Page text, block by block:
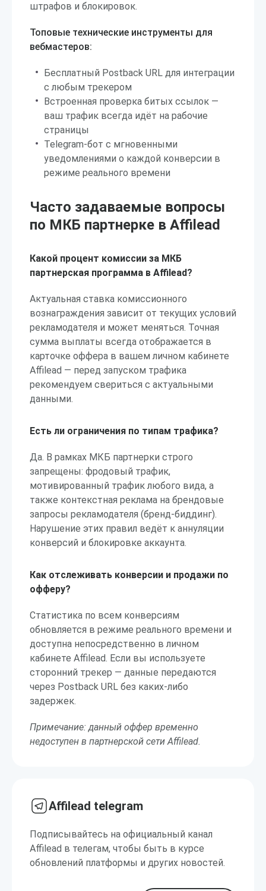
штрафов и блокировок.
Топовые технические инструменты для
вебмастеров:
Бесплатный Postback URL для интеграции
с любым трекером
Встроенная проверка битых ссылок —
ваш трафик всегда идёт на рабочие
страницы
Telegram-бот с мгновенными
уведомлениями о каждой конверсии в
режиме реального времени
Часто задаваемые вопросы
по МКБ партнерке в Affilead
Какой процент комиссии за МКБ
партнерская программа в Affilead?
Актуальная ставка комиссионного
вознаграждения зависит от текущих условий
рекламодателя и может меняться. Точная
сумма выплаты всегда отображается в
карточке оффера в вашем личном кабинете
Affilead — перед запуском трафика
рекомендуем свериться с актуальными
данными.
Есть ли ограничения по типам трафика?
Да. В рамках МКБ партнерки строго
запрещены: фродовый трафик,
мотивированный трафик любого вида, а
также контекстная реклама на брендовые
запросы рекламодателя (бренд-биддинг).
Нарушение этих правил ведёт к аннуляции
конверсий и блокировке аккаунта.
Как отслеживать конверсии и продажи по
офферу?
Статистика по всем конверсиям
обновляется в режиме реального времени и
доступна непосредственно в личном
кабинете Affilead. Если вы используете
сторонний трекер — данные передаются
через Postback URL без каких-либо
задержек.
Примечание: данный оффер временно
недоступен в партнерской сети Affilead.
Affilead telegram
Подписывайтесь на официальный канал
Affilead в телегам, чтобы быть в курсе
обновлений платформы и других новостей.